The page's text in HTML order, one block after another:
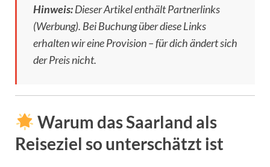
Hinweis:Dieser Artikel enthält Partnerlinks
(Werbung). Bei Buchung über diese Links
erhalten wir eine Provision – für dich ändert sich
der Preis nicht.
Warum das Saarland als
Reiseziel so unterschätzt ist